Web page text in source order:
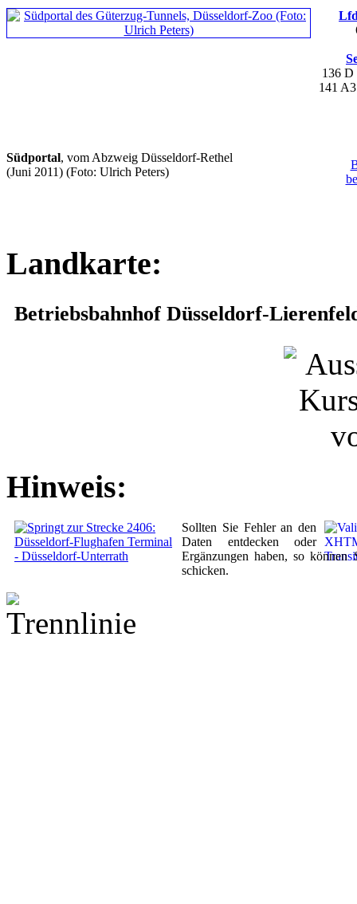
136 D
141
Südportal, vom Abzweig Düsseldorf-Rethel
(Juni 2011) (Foto: Ulrich Peters)
Landkarte:
Betriebsbahnhof Düsseldorf-
Hinweis:
Sollten Sie Fehler an den
Daten entdecken oder
Ergänzungen haben, so
schicken.